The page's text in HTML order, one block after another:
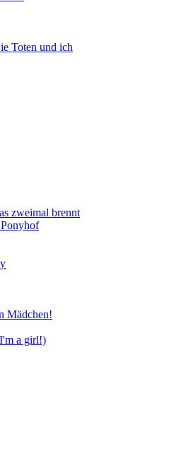
Toten und ich
zweimal brennt
Mädchen!
a girl!)